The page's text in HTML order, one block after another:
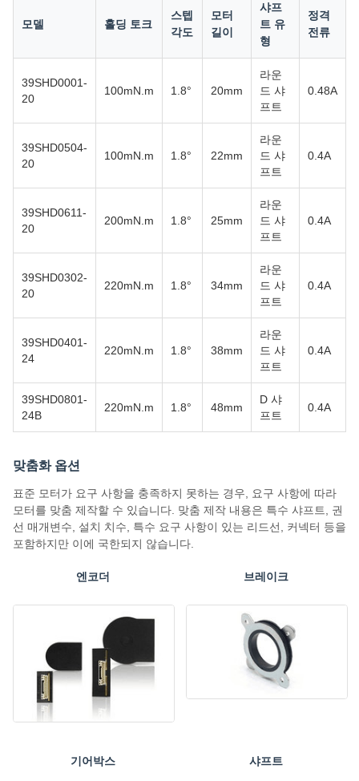
모델 홀딩 토크
스텝
각도
모터
길이
샤프
트 유
형
정격
전류
39SHD0001-
20
100mN.m 1.8° 20mm
라운
드 샤
프트
0.48A
39SHD0504-
20
100mN.m 1.8° 22mm
라운
드 샤
프트
0.4A
39SHD0611-
20
200mN.m 1.8° 25mm
라운
드 샤
프트
0.4A
39SHD0302-
20
220mN.m 1.8° 34mm
라운
드 샤
프트
0.4A
39SHD0401-
24
220mN.m 1.8° 38mm
라운
드 샤
프트
0.4A
39SHD0801-
24B
220mN.m 1.8° 48mm
D 샤
프트
0.4A
맞춤화 옵션
표준 모터가 요구 사항을 충족하지 못하는 경우, 요구 사항에 따라
모터를 맞춤 제작할 수 있습니다. 맞춤 제작 내용은 특수 샤프트, 권
선 매개변수, 설치 치수, 특수 요구 사항이 있는 리드선, 커넥터 등을
포함하지만 이에 국한되지 않습니다.
엔코더 브레이크
기어박스 샤프트